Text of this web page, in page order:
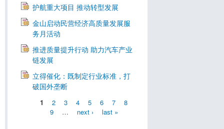
护航重大项目 推动转型发展
金山启动民营经济高质量发展服
务月活动
推进质量提升行动 助力汽车产业
链发展
立得催化：既制定行业标准，打
破国外垄断
1 2 3 4 5 6 7
8
9
… next › last »